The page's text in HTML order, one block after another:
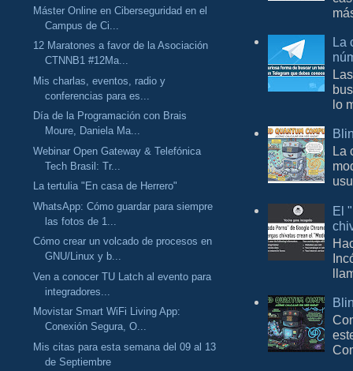
Máster Online en Ciberseguridad en el
Campus de Ci...
12 Maratones a favor de la Asociación
CTNNB1 #12Ma...
Mis charlas, eventos, radio y
conferencias para es...
Día de la Programación con Brais
Moure, Daniela Ma...
Webinar Open Gateway & Telefónica
Tech Brasil: Tr...
La tertulia "En casa de Herrero"
WhatsApp: Cómo guardar para siempre
las fotos de 1...
Cómo crear un volcado de procesos en
GNU/Linux y b...
Ven a conocer TU Latch al evento para
integradores...
Movistar Smart WiFi Living App:
Conexión Segura, O...
Mis citas para esta semana del 09 al 13
de Septiembre
La
lo
La
El